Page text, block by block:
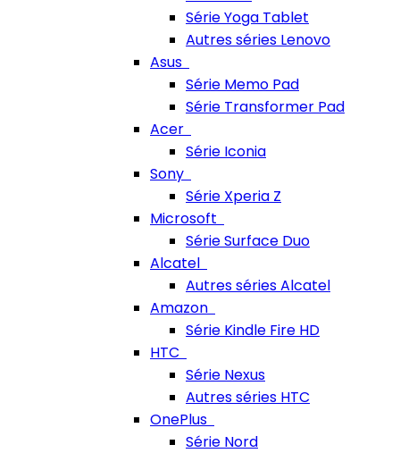
Série Yoga Tablet
Autres séries Lenovo
Asus
Série Memo Pad
Série Transformer Pad
Acer
Série Iconia
Sony
Série Xperia Z
Microsoft
Série Surface Duo
Alcatel
Autres séries Alcatel
Amazon
Série Kindle Fire HD
HTC
Série Nexus
Autres séries HTC
OnePlus
Série Nord